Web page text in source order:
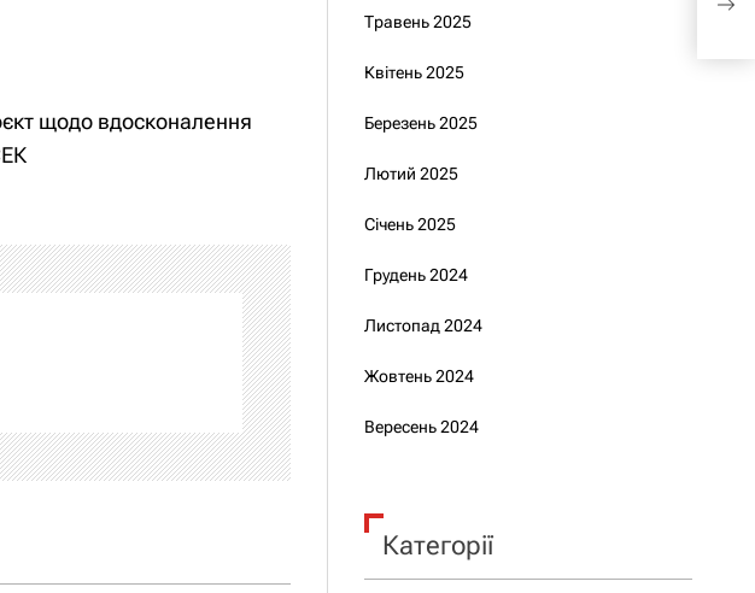
щодо вдосконалення
Травень 2025
Квітень 2025
Березень 2025
Лютий 2025
Січень 2025
Грудень 2024
Листопад 2024
Жовтень 2024
Вересень 2024
Категорії